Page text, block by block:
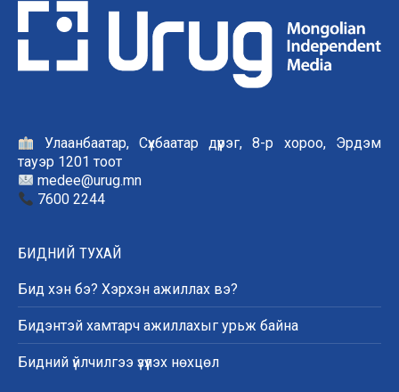
Улаанбаатар, Сүхбаатар дүүрэг, 8-р хороо, Эрдэм
тауэр 1201 тоот
medee@urug.mn
7600 2244
БИДНИЙ ТУХАЙ
Бид хэн бэ? Хэрхэн ажиллах вэ?
Бидэнтэй хамтарч ажиллахыг урьж байна
Бидний үйлчилгээ үзүүлэх нөхцөл